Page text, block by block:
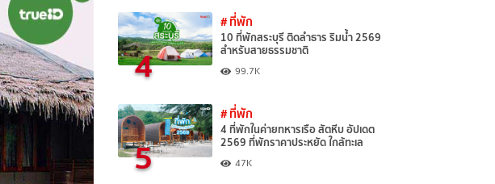
4
# ที่พัก
10 ที่พักสระบุรี ติดลำธาร ริมน้ำ 2569
สำหรับสายธรรมชาติ
99.7K
5
# ที่พัก
4 ที่พักในค่ายทหารเรือ สัตหีบ อัปเดต
2569 ที่พักราคาประหยัด ใกล้ทะเล
47K